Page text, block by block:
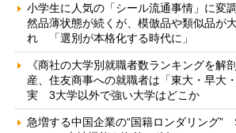
小学生に人気の「シール流通事情」に変
然品薄状態が続くが、模倣品や類似品が
れ 「選別が本格化する時代に」
《商社の大学別就職者数ランキングを解
産、住友商事への就職者は「東大・早大
実 3大学以外で強い大学はどこか
急増する中国企業の“国籍ロンダリング”